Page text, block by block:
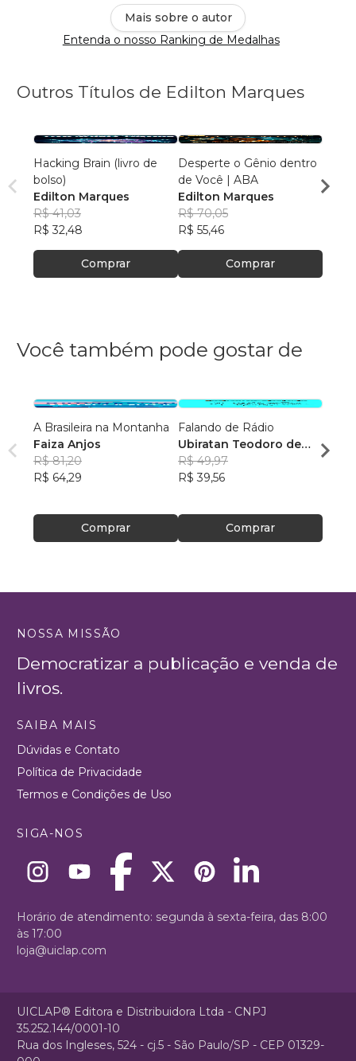
Mais sobre o autor
Entenda o nosso Ranking de Medalhas
Outros Títulos de Edilton Marques
Hacking Brain (livro de
bolso)
Edilton Marques
R$ 41,03
R$ 32,48
Comprar
Desperte o Gênio dentro
de Você | ABA
Edilton Marques
R$ 70,05
R$ 55,46
Comprar
R$
Você também pode gostar de
A Brasileira na Montanha
Faiza Anjos
R$ 81,20
R$ 64,29
Comprar
Falando de Rádio
Ubiratan Teodoro de
Souza
R$ 49,97
R$ 39,56
Comprar
NOSSA MISSÃO
Democratizar a publicação e venda de
livros.
SAIBA MAIS
Dúvidas e Contato
Política de Privacidade
Termos e Condições de Uso
SIGA-NOS
Horário de atendimento: segunda à sexta-feira, das 8:00
às 17:00
loja@uiclap.com
UICLAP® Editora e Distribuidora Ltda - CNPJ
35.252.144/0001-10
Rua dos Ingleses, 524 - cj.5 - São Paulo/SP - CEP 01329-